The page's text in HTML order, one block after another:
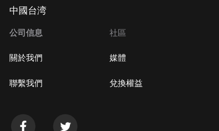
中國台湾
公司信息
關於我們
聯繫我們
社區
媒體
兌換權益